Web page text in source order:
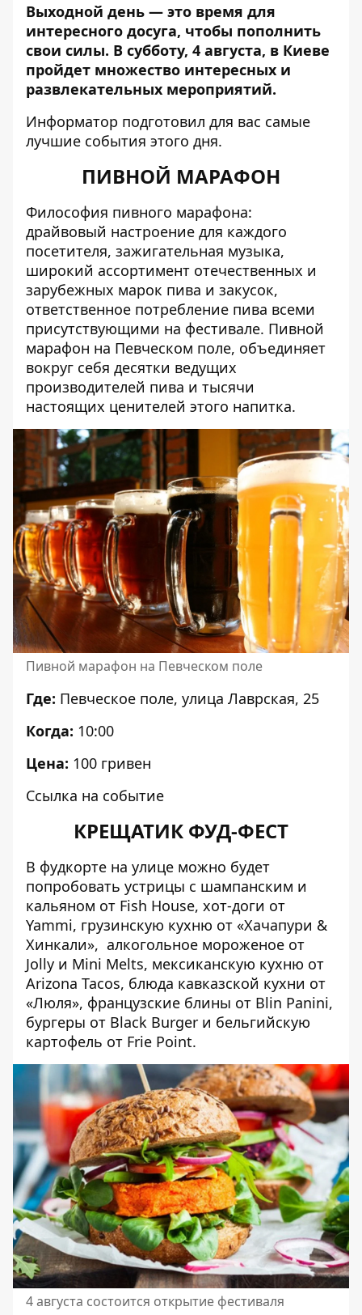
Выходной день — это время для
интересного досуга, чтобы пополнить
свои силы. В субботу, 4 августа, в Киеве
пройдет множество интересных и
развлекательных мероприятий.
Информатор подготовил для вас самые
лучшие события этого дня.
ПИВНОЙ МАРАФОН
Философия пивного марафона:
драйвовый настроение для каждого
посетителя, зажигательная музыка,
широкий ассортимент отечественных и
зарубежных марок пива и закусок,
ответственное потребление пива всеми
присутствующими на фестивале. Пивной
марафон на Певческом поле, объединяет
вокруг себя десятки ведущих
производителей пива и тысячи
настоящих ценителей этого напитка.
Пивной марафон на Певческом поле
Где: Певческое поле, улица Лаврская, 25
Когда: 10:00
Цена: 100 гривен
Ссылка на событие
КРЕЩАТИК ФУД-ФЕСТ
В фудкорте на улице можно будет
попробовать устрицы с шампанским и
кальяном от Fish House, хот-доги от
Yammi, грузинскую кухню от «Хачапури &
Хинкали», алкогольное мороженое от
Jolly и Mini Melts, мексиканскую кухню от
Arizona Tacos, блюда кавказской кухни от
«Люля», французские блины от Blin Panini,
бургеры от Black Burger и бельгийскую
картофель от Frie Point.
4 августа состоится открытие фестиваля